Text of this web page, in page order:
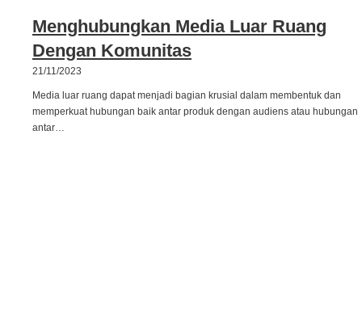
Menghubungkan Media Luar Ruang
Dengan Komunitas
21/11/2023
Media luar ruang dapat menjadi bagian krusial dalam membentuk dan
memperkuat hubungan baik antar produk dengan audiens atau hubungan
antar…